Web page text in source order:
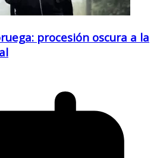
procesión oscura a la